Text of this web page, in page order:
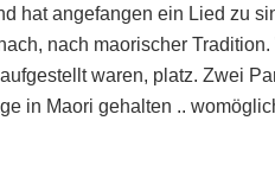
hat angefangen ein Lied zu
nach maorischer
waren, platz. Zwei
in Maori gehalten ..